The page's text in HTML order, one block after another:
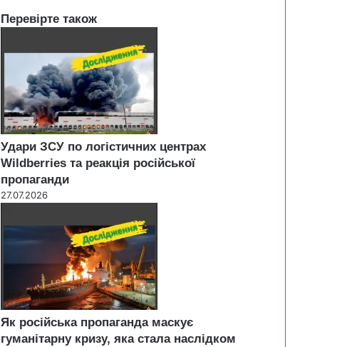
Перевірте також
Удари ЗСУ по логістичних центрах
Wildberries та реакція російської
пропаганди
27.07.2026
Як російська пропаганда маскує
гуманітарну кризу, яка стала наслідком